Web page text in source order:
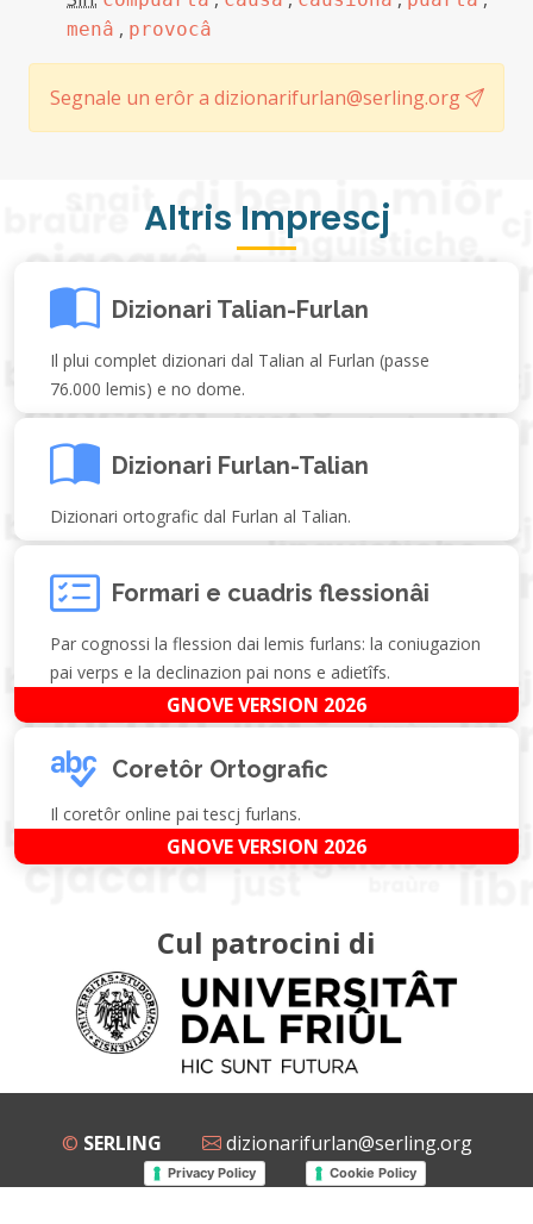
menâ , provocâ
Segnale un erôr a dizionarifurlan@serling.org
Altris Imprescj
Dizionari Talian-Furlan
Il plui complet dizionari dal Talian al Furlan (passe
76.000 lemis) e no dome.
Dizionari Furlan-Talian
Dizionari ortografic dal Furlan al Talian.
Formari e cuadris flessionâi
Par cognossi la flession dai lemis furlans: la coniugazion
pai verps e la declinazion pai nons e adietîfs.
GNOVE VERSION 2026
Coretôr Ortografic
Il coretôr online pai tescj furlans.
GNOVE VERSION 2026
Cul patrocini di
© SERLING dizionarifurlan@serling.org
Privacy Policy Cookie Policy